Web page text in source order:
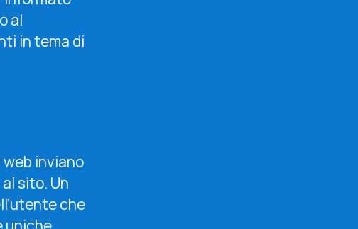
al
in tema di
inviano
sito. Un
che